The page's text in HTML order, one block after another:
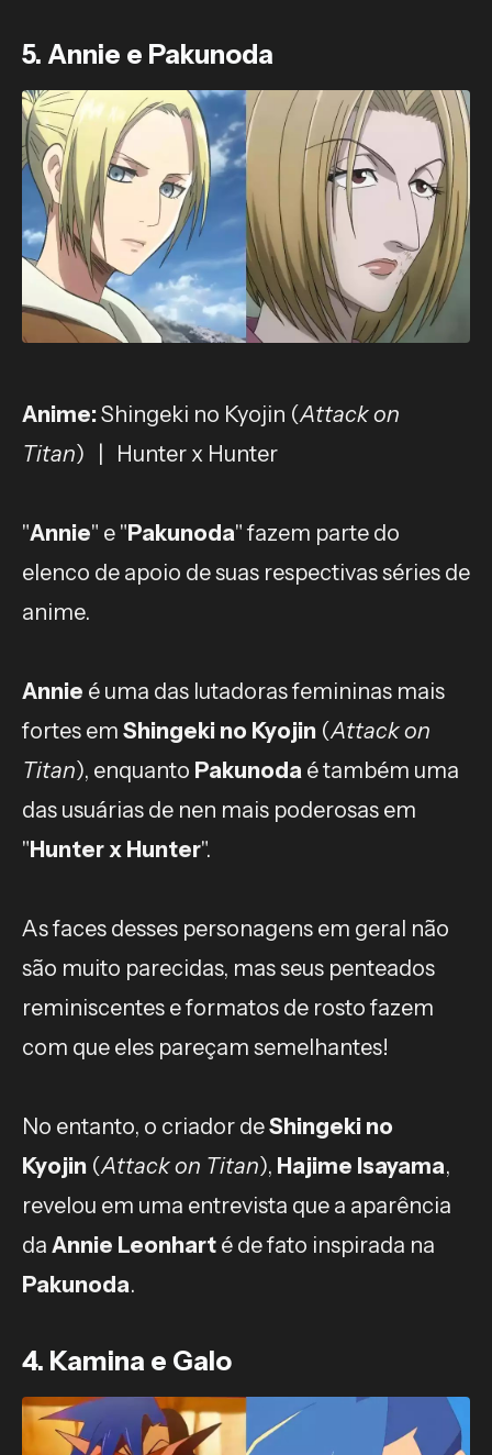
5. Annie e Pakunoda
Anime:Shingeki no Kyojin (Attack on
Titan) | Hunter x Hunter
"Annie" e "Pakunoda" fazem parte do
elenco de apoio de suas respectivas séries de
anime.
Annie é uma das lutadoras femininas mais
fortes em Shingeki no Kyojin (Attack on
Titan), enquanto Pakunoda é também uma
das usuárias de nen mais poderosas em
"Hunter x Hunter".
As faces desses personagens em geral não
são muito parecidas, mas seus penteados
reminiscentes e formatos de rosto fazem
com que eles pareçam semelhantes!
No entanto, o criador deShingeki no
Kyojin (Attack on Titan), Hajime Isayama,
revelou em uma entrevista que a aparência
da Annie Leonhart é de fato inspirada na
Pakunoda.
4. Kamina e Galo